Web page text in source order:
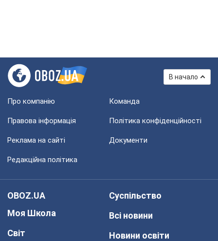
В начало
Про компанію Команда
Правова інформація Політика конфіденційності
Реклама на сайті Документи
Редакційна політика
OBOZ.UA
Моя Школа
Світ
Суспільство
Всі новини
Новини освіти